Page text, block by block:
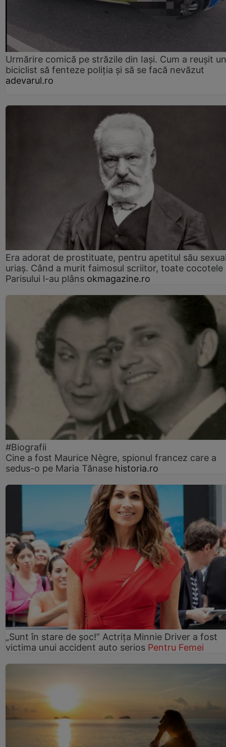
Urmărire comică pe străzile din Iași. Cum a reușit un
biciclist să fenteze poliția și să se facă nevăzut
adevarul.ro
Era adorat de prostituate, pentru apetitul său
uriaș. Când a murit faimosul scriitor, toate cocotele
Parisului l-au plâns okmagazine.ro
#Biografii
Cine a fost Maurice Nègre, spionul francez care a
sedus-o pe Maria Tănase historia.ro
„Sunt în stare de șoc!” Actrița Minnie Driver a fost
victima unui accident auto serios Pentru Femei